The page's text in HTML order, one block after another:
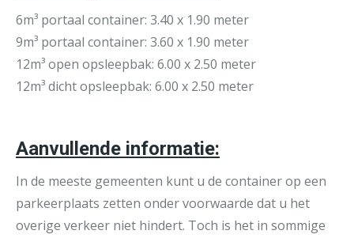
6m³ portaal container: 3.40 x 1.90 meter
9m³ portaal container: 3.60 x 1.90 meter
12m³ open opsleepbak: 6.00 x 2.50 meter
12m³ dicht opsleepbak: 6.00 x 2.50 meter
Aanvullende informatie:
In de meeste gemeenten kunt u de container op een
parkeerplaats zetten onder voorwaarde dat u het
overige verkeer niet hindert. Toch is het in sommige